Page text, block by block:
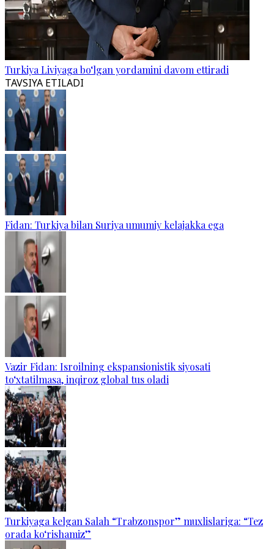
Turkiya Liviyaga bo‘lgan yordamini davom ettiradi
TAVSIYA ETILADI
Fidan: Turkiya bilan Suriya umumiy kelajakka ega
Vazir Fidan: Isroilning ekspansionistik siyosati
to‘xtatilmasa, inqiroz global tus oladi
Turkiyaga kelgan Salah “Trabzonspor” muxlislariga: “Tez
orada ko‘rishamiz”